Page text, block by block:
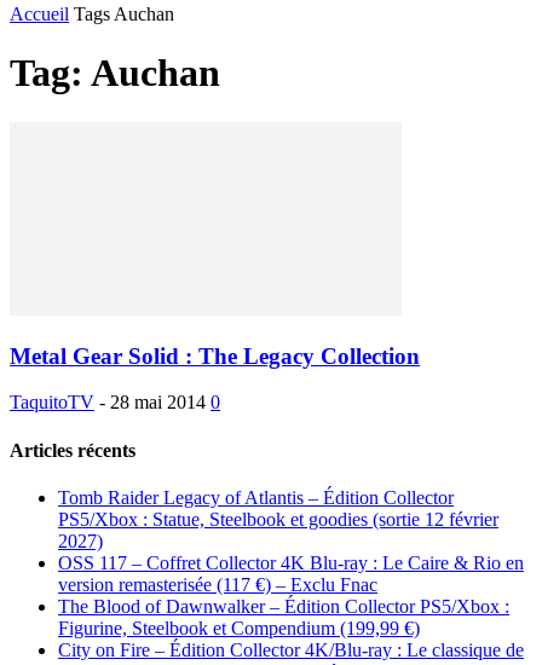
Accueil Tags Auchan
Tag: Auchan
Metal Gear Solid : The Legacy Collection
TaquitoTV - 28 mai 2014 0
Articles récents
Tomb Raider Legacy of Atlantis – Édition Collector
PS5/Xbox : Statue, Steelbook et goodies (sortie 12 février
2027)
OSS 117 – Coffret Collector 4K Blu-ray : Le Caire & Rio en
version remasterisée (117 €) – Exclu Fnac
The Blood of Dawnwalker – Édition Collector PS5/Xbox :
Figurine, Steelbook et Compendium (199,99 €)
City on Fire – Édition Collector 4K/Blu-ray : Le classique de